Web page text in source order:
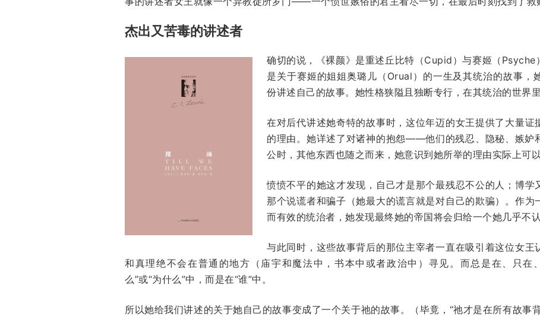
杰出又苦毒的讲述者
确切的说，《裸颜》是重述丘比特（Cupid）与赛姬（Psyche
是关于赛姬的姐姐奥璐儿（Orual）的一生及其统治的故事，
份讲述自己的故事。她性格狭隘且独断专行，在其统治的世界
在对后代讲述她奇特的故事时，这位年迈的女王提供了大量证
的理由。她详述了对诸神的抱怨——他们的残忍、隐秘、嫉妒
公时，其他东西也随之而来，她意识到她所举的理由实际上可以
愤愤不平的她这才发现，自己才是那个最残忍不公的人；博学
那个说谎者和骗子（她最大的谎言就是对自己的欺骗）。作为
而有效的统治者，她发现最终她的帝国将会归给一个她几乎不认
与此同时，这些故事背后的那位主宰者一直在吸引着这位女王
和真理绝不会在普通的地方（庙宇和魔法中，书本中或者政治中）寻见。而总是在、只在
么”或“为什么”中，而是在“谁”中。
所以她给我们讲述的关于她自己的故事变成了一个关于祂的故事。（毕竟，“祂才是在所有故事